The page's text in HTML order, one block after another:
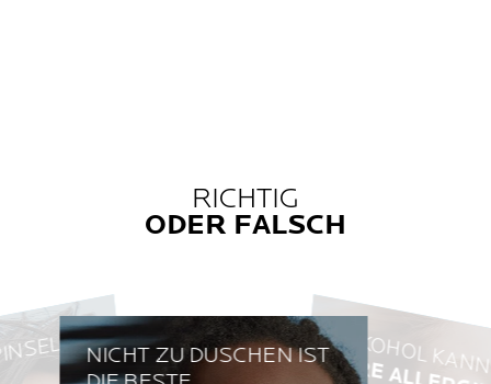
RICHTIG
ODER FALSCH
NICHT ZU DUSCHEN ISTALKOHOL KANN